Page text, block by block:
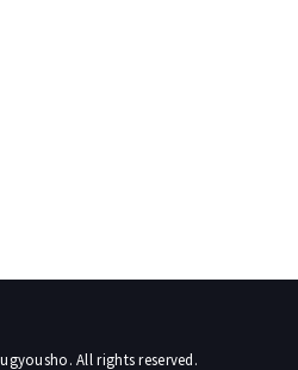
All rights reserved.